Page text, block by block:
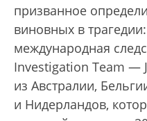
призванное
виновных в
международная
Investigation Team —
из Австралии,
и Нидерландов,